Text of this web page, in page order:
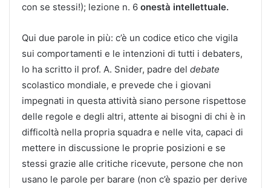
con se stessi!); lezione n. 6 onestà intellettuale.
Qui due parole in più: c’è un codice etico che vigila
sui comportamenti e le intenzioni di tutti i debaters,
lo ha scritto il prof. A. Snider, padre del debate
scolastico mondiale, e prevede che i giovani
impegnati in questa attività siano persone rispettose
delle regole e degli altri, attente ai bisogni di chi è in
difficoltà nella propria squadra e nelle vita, capaci di
mettere in discussione le proprie posizioni e se
stessi grazie alle critiche ricevute, persone che non
usano le parole per barare (non c’è spazio per derive